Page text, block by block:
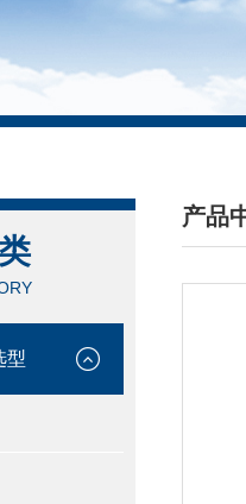
型
产品
/